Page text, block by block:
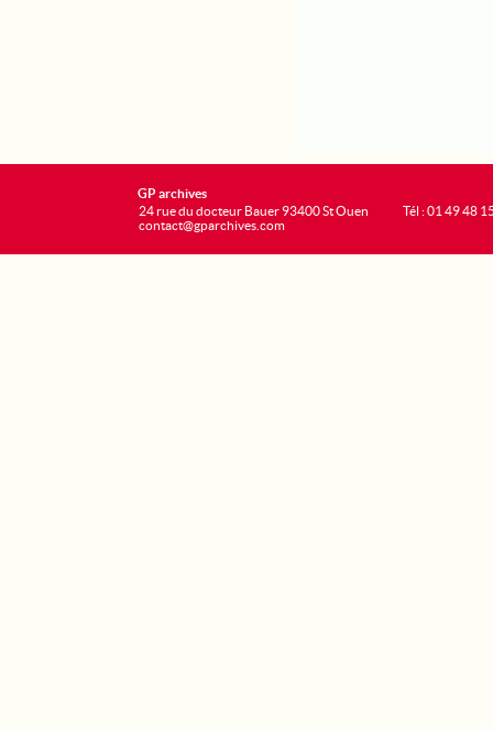
GP archives
24 rue du docteur Bauer 93400 St Ouen
contact@gparchives.com
Tél : 01 49 48